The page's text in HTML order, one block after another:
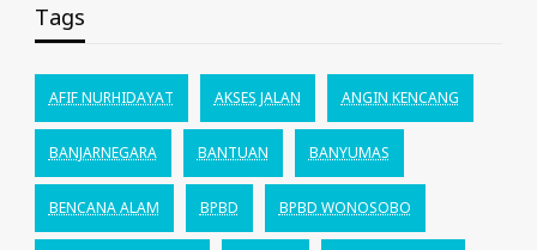
Tags
AFIF NURHIDAYAT AKSES JALAN ANGIN KENCANG
BANJARNEGARA BANTUAN BANYUMAS
BENCANA ALAM BPBD BPBD WONOSOBO